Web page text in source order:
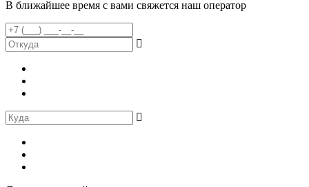
В ближайшее время с вами свяжется наш оператор